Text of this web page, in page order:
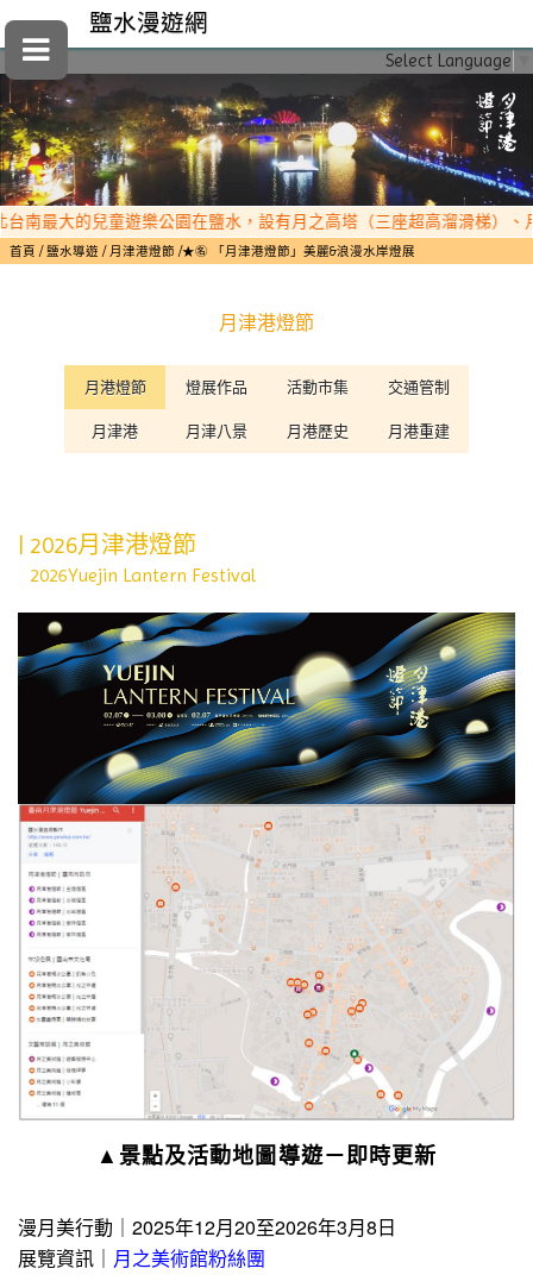
Select Language
鹽水漫遊網
最大的兒童遊樂公園在鹽水，設有月之高塔（三座超高溜滑梯）、月
首頁 鹽水導遊 月津港燈節 ★㊔ 「月津港燈節」美麗&浪漫水岸燈展
月津港燈節
月港燈節 燈展作品 活動市集 交通管制
月津港 月津八景 月港歷史 月港重建
| 2026月津港燈節
2026Yuejin Lantern Festival
▲景點及活動地圖導遊－即時更新
漫月美行動｜2025年12月20至2026年3月8日
展覽資訊 ｜ 月之美術館粉絲團